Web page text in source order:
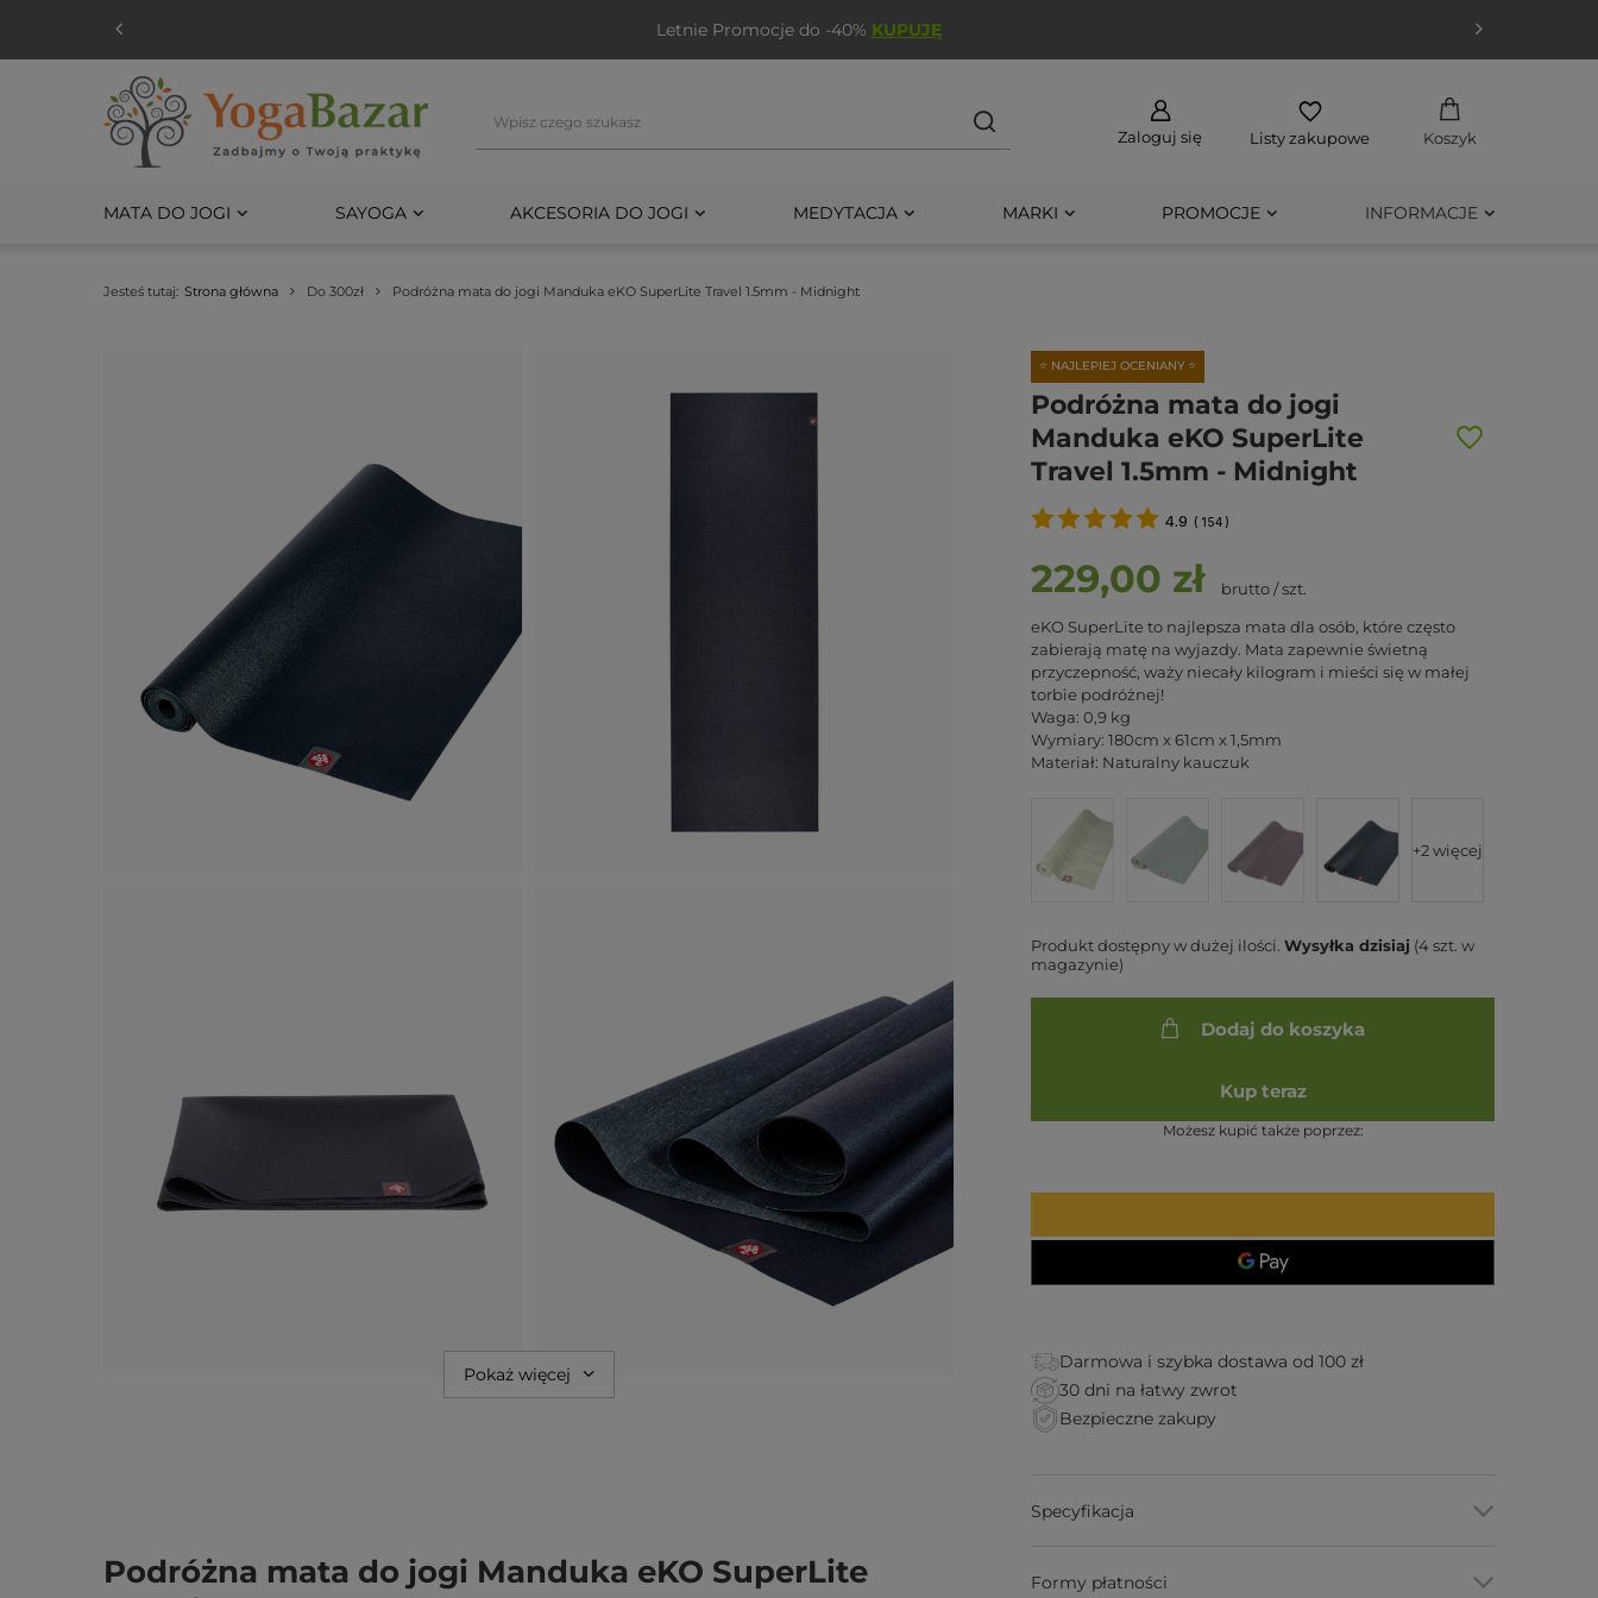
Letnie Promocje do -40% KUPUJĘ
Zaloguj się Listy zakupowe Koszyk
MATA DO JOGI SAYOGA AKCESORIA DO JOGI MEDYTACJA MARKI PROMOCJE INFORMACJE
Jesteś tutaj: Strona główna Do 300zł Podróżna mata do jogi Manduka eKO SuperLite Travel 1.5mm - Midnight
Pokaż więcej
⭐ NAJLEPIEJ OCENIANY ⭐
Podróżna mata do jogi
Manduka eKO SuperLite
Travel 1.5mm - Midnight
4.9 ( 154 )
229,00 zł brutto/szt.
eKO SuperLite to najlepsza mata dla osób, które często
zabierają matę na wyjazdy. Mata zapewnie świetną
przyczepność, waży niecały kilogram i mieści się w małej
torbie podróżnej!
Waga: 0,9 kg
Wymiary: 180cm x 61cm x 1,5mm
Materiał: Naturalny kauczuk
+2 więcej
Produkt dostępny w dużej ilości Wysyłkadzisiaj (4 szt. w
magazynie)
Dodaj do koszyka
Kup teraz
Możesz kupić także poprzez:
Darmowa i szybka dostawa od 100 zł
30 dni na łatwy zwrot
Bezpieczne zakupy
Podróżna mata do jogi Manduka eKO SuperLite
Specyfikacja
Formy płatności